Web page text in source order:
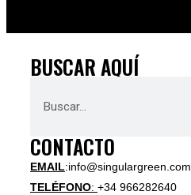
BUSCAR AQUÍ
CONTACTO
EMAIL:info@singulargreen.com
TELÉFONO: +34 966282640